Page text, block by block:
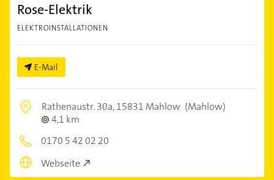
Rose-Elektrik
ELEKTROINSTALLATIONEN
E-Mail
Rathenaustr. 30a,15831 Mahlow (Mahlow)
4,1 km
0170 5 42 02 20
Webseite